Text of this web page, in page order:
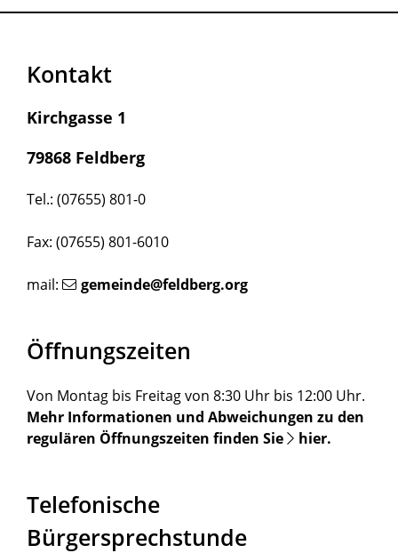
Kontakt
Kirchgasse 1
79868 Feldberg
Tel.: (07655) 801-0
Fax: (07655) 801-6010
mail: gemeinde@feldberg.org
Öffnungszeiten
Von Montag bis Freitag von 8:30 Uhr bis 12:00 Uhr.
Mehr Informationen und Abweichungen zu den
regulären Öffnungszeiten finden Sie
hier.
Telefonische
Bürgersprechstunde